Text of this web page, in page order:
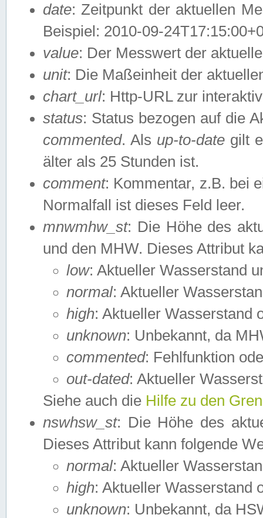
date: Zeitpunkt der aktuellen
Beispiel: 2010-09-
value: Der Messwert der
unit: Die Maßeinheit der
chart_url: Http-URL zur
status: Status bezogen auf die
commented. Als up-to-date gilt
älter als 25 Stunden ist.
comment: Kommentar, z.B. bei
Normalfall ist dieses Feld leer.
mnwmhw_st: Die Höhe des
und den MHW. Dieses Attribut
low: Aktueller Wasserstand
normal: Aktueller
high: Aktueller Wasserstand
unknown: Unbekannt, da
commented: Fehlfunktion
out-dated: Aktueller
Siehe auch die Hilfe zu den
nswhsw_st: Die Höhe des
Dieses Attribut kann folgende
normal: Aktueller
high: Aktueller Wasserstand
unknown: Unbekannt, da